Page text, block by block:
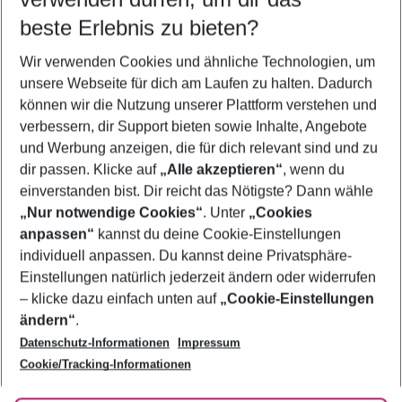
5-8 Nächte
2 Erwachsene Keine Kinder
Mehr Filter anzeigen
Footer
Footer navigation
Über uns
AGB
Bestpreisgarantie
Cookie-Einstellungen ändern
Cookie-Richtlinie
Agenturbetreuung
Barrierefreies Reisen
Folge uns
beste Erlebnis zu bieten?
Wir verwenden Cookies und ähnliche Technologien, um
unsere Webseite für dich am Laufen zu halten. Dadurch
können wir die Nutzung unserer Plattform verstehen und
verbessern, dir Support bieten sowie Inhalte, Angebote
und Werbung anzeigen, die für dich relevant sind und zu
dir passen. Klicke auf „Alle akzeptieren“, wenn du
einverstanden bist. Dir reicht das Nötigste? Dann wähle
„Nur notwendige Cookies“. Unter „Cookies
anpassen“ kannst du deine Cookie-Einstellungen
individuell anpassen. Du kannst deine Privatsphäre-
Einstellungen natürlich jederzeit ändern oder widerrufen
– klicke dazu einfach unten auf „Cookie-Einstellungen
ändern“.
Datenschutz-Informationen
Impressum
Cookie/Tracking-Informationen